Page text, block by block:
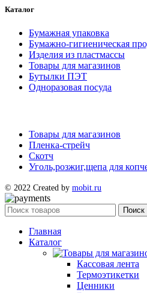
Каталог
Бумажная упаковка
Бумажно-гигиеническая
Изделия из пластмассы
Товары для магазинов
Бутылки ПЭТ
Одноразовая посуда
Товары для магазинов
Пленка-стрейч
Скотч
Уголь,розжиг,щепа для
© 2022 Created by mobit.ru
Поиск
Главная
Каталог
Кассовая лента
Термоэтикетки
Ценники